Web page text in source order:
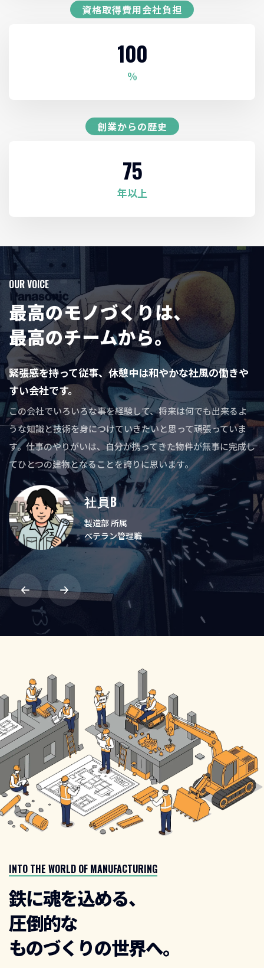
資格取得費用会社負担
100
%
創業からの歴史
75
年以上
OUR VOICE
最高のモノづくりは、
最高のチームから。
社員A
技術部 所属
技術部 所属
緊張感を持って従事、休憩中は和やかな社風の働きや
すい会社です。
この会社でいろいろな事を経験して、将来は何でも出来るよ
うな知識と技術を身につけていきたいと思って頑張っていま
す。仕事のやりがいは、自分が携ってきた物件が無事に完成し
てひとつの建物となることを誇りに思います。
社員B
製造部 所属
ベテラン管理職
社員C
設計部門 所属
中堅社員
社員D
技術部 所属
ベテラン社員
INTO THE WORLD OF MANUFACTURING
鉄に魂を込める、
圧倒的な
ものづくりの世界へ。